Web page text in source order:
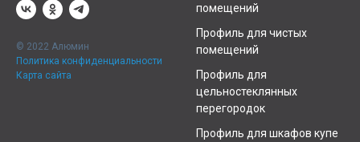
© 2022 Алюмин
Политика конфиденциальности
Карта сайта
помещений
Профиль для чистых
помещений
Профиль для
цельностеклянных
перегородок
Профиль для шкафов купе